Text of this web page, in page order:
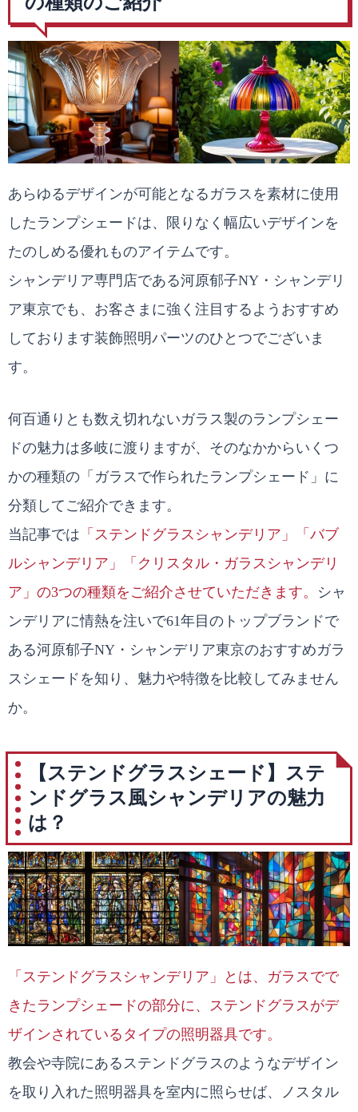
あらゆるデザインが可能となるガラスを素材に使用
したランプシェードは、限りなく幅広いデザインを
たのしめる優れものアイテムです。
シャンデリア専門店である河原郁子NY・シャンデリ
ア東京でも、お客さまに強く注目するようおすすめ
しております装飾照明パーツのひとつでございま
す。
何百通りとも数え切れないガラス製のランプシェー
ドの魅力は多岐に渡りますが、そのなかからいくつ
かの種類の「ガラスで作られたランプシェード」に
分類してご紹介できます。
当記事では 「ステンドグラスシャンデリア」「バブ
ルシャンデリア」「クリスタル・ガラスシャンデリ
ア」の3つの種類をご紹介させていただきます。 シャ
ンデリアに情熱を注いで61年目のトップブランドで
ある河原郁子NY・シャンデリア東京のおすすめガラ
スシェードを知り、魅力や特徴を比較してみません
か。
【ステンドグラスシェード】ステ
ンドグラス風シャンデリアの魅力
は？
「ステンドグラスシャンデリア」とは、ガラスでで
きたランプシェードの部分に、ステンドグラスがデ
ザインされているタイプの照明器具です。
教会や寺院にあるステンドグラスのようなデザイン
を取り入れた照明器具を室内に照らせば、ノスタル